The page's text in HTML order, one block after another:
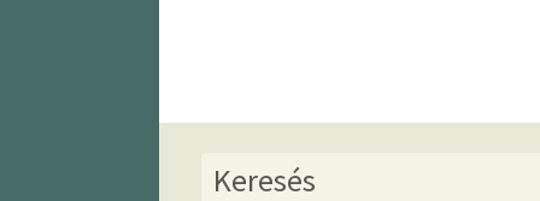
Keresés